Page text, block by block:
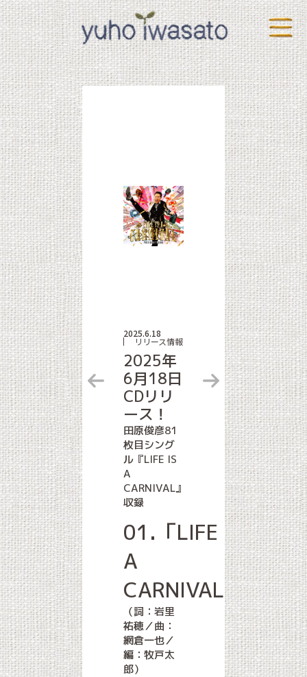
』
2025.6.18
リリース情報
2025年
6月18日
CDリリ
ース！
田原俊彦81
枚目シング
ル『LIFE IS
A
CARNIVAL』
収録
01.「LIFE IS
A
CARNIVAL」
（詞：岩里
祐穂／曲：
網倉一也／
編：牧戸太
郎）